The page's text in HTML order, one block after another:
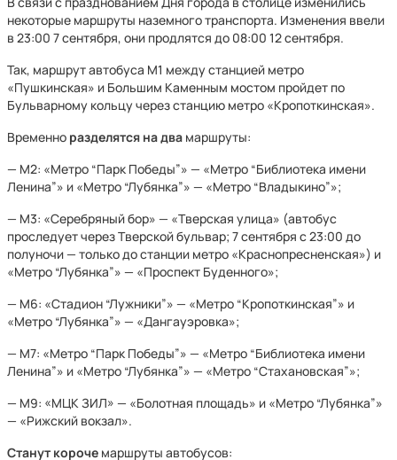
некоторые маршруты наземного транспорта. Изменения ввели
в 23:00 7 сентября, они продлятся до 08:00 12 сентября.
Так, маршрут автобуса М1 между станцией метро
«Пушкинская» и Большим Каменным мостом пройдет по
Бульварному кольцу через станцию метро «Кропоткинская».
Временно разделятся на два маршруты:
— М2: «Метро “Парк Победы”» — «Метро “Библиотека имени
Ленина”» и «Метро “Лубянка”» — «Метро “Владыкино”»;
— М3: «Серебряный бор» — «Тверская улица» (автобус
проследует через Тверской бульвар; 7 сентября с 23:00 до
полуночи — только до станции метро «Краснопресненская») и
«Метро “Лубянка”» — «Проспект Буденного»;
— М6: «Стадион “Лужники”» — «Метро “Кропоткинская”» и
«Метро “Лубянка”» — «Дангауэровка»;
— М7: «Метро “Парк Победы”» — «Метро “Библиотека имени
Ленина”» и «Метро “Лубянка”» — «Метро “Стахановская”»;
— М9: «МЦК ЗИЛ» — «Болотная площадь» и «Метро “Лубянка”»
— «Рижский вокзал».
Станут короче маршруты автобусов: